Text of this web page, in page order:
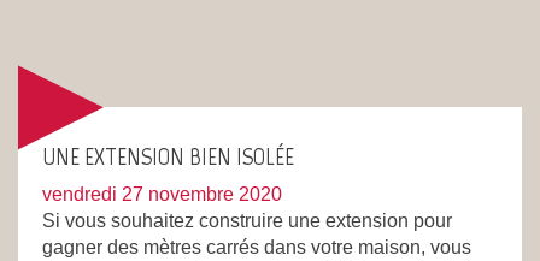
UNE EXTENSION BIEN ISOLÉE
vendredi 27 novembre 2020
Si vous souhaitez construire une extension pour
gagner des mètres carrés dans votre maison, vous